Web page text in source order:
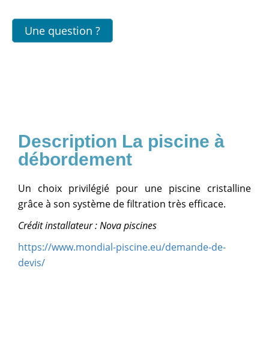
Une question ?
La piscine à
débordement
Un choix privilégié pour une piscine cristalline
grâce à son système de filtration très efficace.
Crédit installateur : Nova piscines
https://www.mondial-piscine.eu/demande-de-
devis/